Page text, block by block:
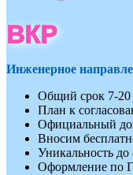
ВКР
Инженерное
Общий срок 7-20
План к
Официальный
Вносим
Уникальность до
Оформление по